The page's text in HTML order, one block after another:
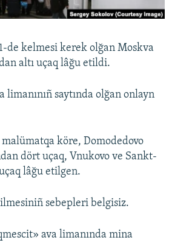
de kelmesi kerek olğan Moskva
altı uçaq lâğu etildi.
limanınıñ saytında olğan onlayn
köre, Domodedovo
dört uçaq, Vnukovo ve Sankt-
lâğu etilgen.
sebepleri belgisiz.
ava limanında mina